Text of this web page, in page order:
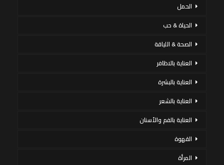
الحمل
الحياة & حب
الصحة & اللياقة
العناية بالاظافر
العناية بالبشرة
العناية بالشعر
العناية بالفم والأسنان
القهوة
المرأة